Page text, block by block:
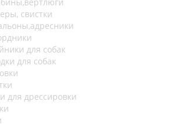
свистки
для собак
для собак
для дрессировки